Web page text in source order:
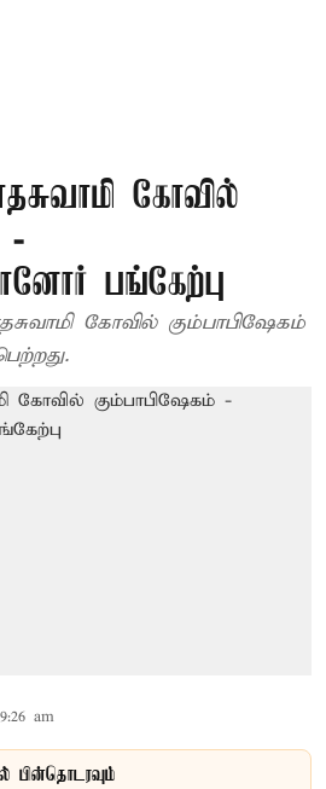
கோவில்
-
பங்கேற்பு
கோவில் கும்பாபிஷேகம்
am
பின்தொடரவும்